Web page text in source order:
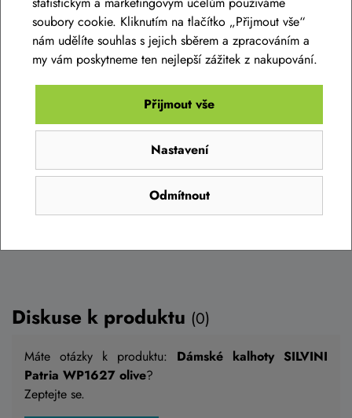
Dámské kalhoty SILVINI Patria WP1627 olive
XS,S,M,L,XL,XXL
Detail
Diskuse k produktu (0)
Máte otázky k produktu: Dámské kalhoty SILVINI
Patria WP1627 olive?
Zeptejte se.
soubory cookie. Kliknutím na tlačítko „Přijmout vše“
nám udělíte souhlas s jejich sběrem a zpracováním a
my vám poskytneme ten nejlepší zážitek z nakupování.
Odmítnout
Nastavení
Přijmout vše